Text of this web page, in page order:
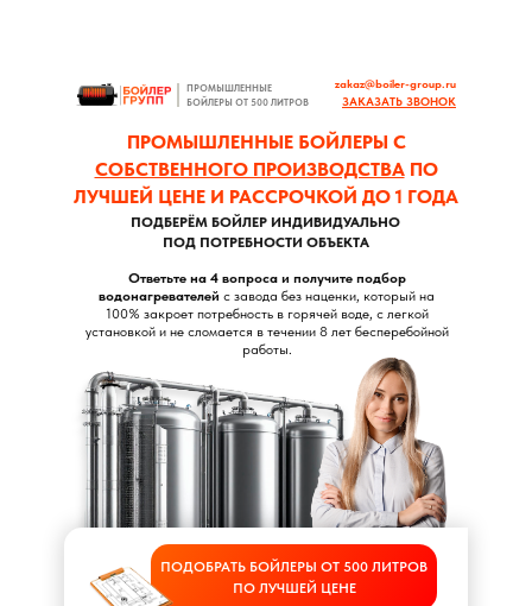
Ответьте на 4 вопроса и получите подбор
водонагревателей с завода без наценки, который на
100% закроет потребность в горячей воде, с легкой
установкой и не сломается в течении 8 лет бесперебойной
работы.
ПРОМЫШЛЕННЫЕ БОЙЛЕРЫ С
СОБСТВЕННОГО ПРОИЗВОДСТВАПО
ЛУЧШЕЙ ЦЕНЕ И РАССРОЧКОЙ ДО 1 ГОДА
ПОДБЕРЁМ БОЙЛЕР ИНДИВИДУАЛЬНО
ПОД ПОТРЕБНОСТИ ОБЪЕКТА
ПРОМЫШЛЕННЫЕ
БОЙЛЕРЫ ОТ 500 ЛИТРОВ
zakaz@boiler-group.ru
ЗАКАЗАТЬ ЗВОНОК
ПОДОБРАТЬ БОЙЛЕРЫ ОТ 500 ЛИТРОВ
ПО ЛУЧШЕЙ ЦЕНЕ